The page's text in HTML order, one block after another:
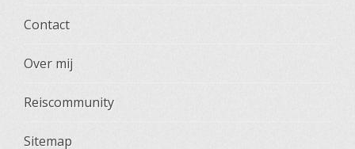
Contact
Over mij
Reiscommunity
Sitemap